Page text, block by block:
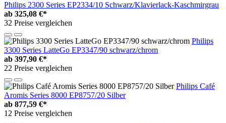
Philips 2300 Series EP2334/10 Schwarz/Klavierlack-Kaschmirgrau
ab 325,08 €*
32 Preise vergleichen
Philips
3300 Series LatteGo EP3347/90 schwarz/chrom
ab 397,90 €*
22 Preise vergleichen
Philips Café
Aromis Series 8000 EP8757/20 Silber
ab 877,59 €*
12 Preise vergleichen